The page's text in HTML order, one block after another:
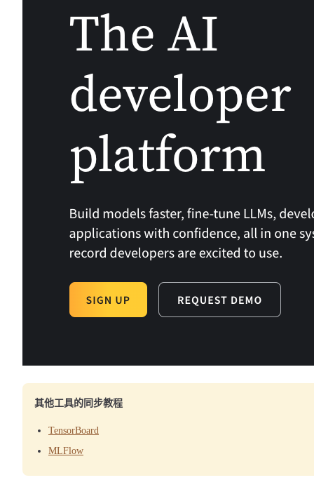
其他工具的同步教程
TensorBoard
MLFlow